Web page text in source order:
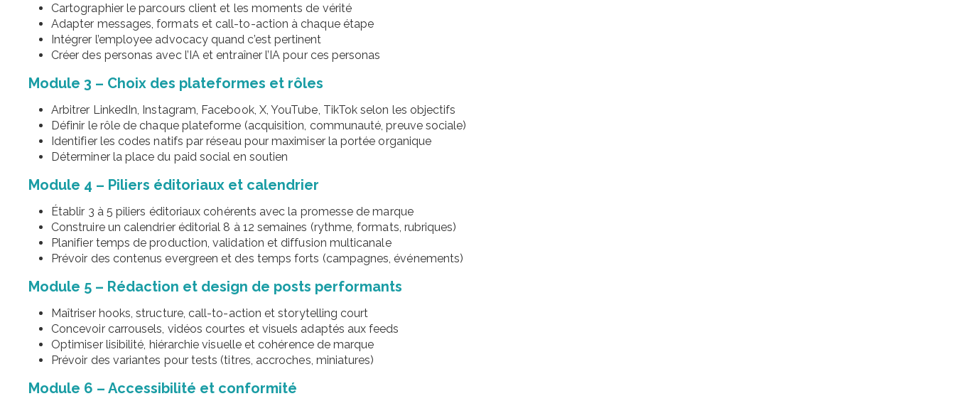
Cartographier le parcours client et les moments de vérité
Adapter messages, formats et call-to-action à chaque étape
Intégrer l’employee advocacy quand c’est pertinent
Créer des personas avec l’IA et entraîner l’IA pour ces personas
Module 3 – Choix des plateformes et rôles
Arbitrer LinkedIn, Instagram, Facebook, X, YouTube, TikTok selon les objectifs
Définir le rôle de chaque plateforme (acquisition, communauté, preuve sociale)
Identifier les codes natifs par réseau pour maximiser la portée organique
Déterminer la place du paid social en soutien
Module 4 – Piliers éditoriaux et calendrier
Établir 3 à 5 piliers éditoriaux cohérents avec la promesse de marque
Construire un calendrier éditorial 8 à 12 semaines (rythme, formats, rubriques)
Planifier temps de production, validation et diffusion multicanale
Prévoir des contenus evergreen et des temps forts (campagnes, événements)
Module 5 – Rédaction et design de posts performants
Maîtriser hooks, structure, call-to-action et storytelling court
Concevoir carrousels, vidéos courtes et visuels adaptés aux feeds
Optimiser lisibilité, hiérarchie visuelle et cohérence de marque
Prévoir des variantes pour tests (titres, accroches, miniatures)
Module 6 – Accessibilité et conformité